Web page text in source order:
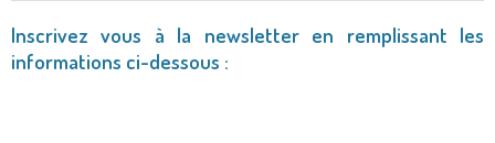
Inscrivez vous à la newsletter en remplissant les
informations ci-dessous :